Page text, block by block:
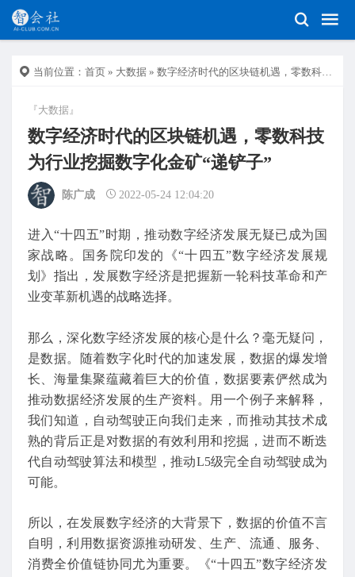
当前位置： 首页 » 大数据 » 数字经济时代的区块链机遇，零数科技为行业挖掘数字化金矿“递铲子”
『大数据』
数字经济时代的区块链机遇，零数科技
为行业挖掘数字化金矿“递铲子”
陈广成 2022-05-24 12:04:20
进入“十四五”时期，推动数字经济发展无疑已成为国
家战略。国务院印发的《“十四五”数字经济发展规
划》指出，发展数字经济是把握新一轮科技革命和产
业变革新机遇的战略选择。
那么，深化数字经济发展的核心是什么？毫无疑问，
是数据。随着数字化时代的加速发展，数据的爆发增
长、海量集聚蕴藏着巨大的价值，数据要素俨然成为
推动数据经济发展的生产资料。用一个例子来解释，
我们知道，自动驾驶正向我们走来，而推动其技术成
熟的背后正是对数据的有效利用和挖掘，进而不断迭
代自动驾驶算法和模型，推动L5级完全自动驾驶成为
可能。
所以，在发展数字经济的大背景下，数据的价值不言
自明，利用数据资源推动研发、生产、流通、服务、
消费全价值链协同尤为重要。《“十四五”数字经济发